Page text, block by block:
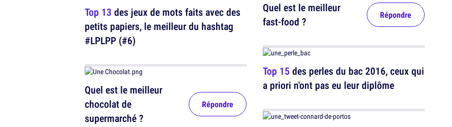
Top 13 des jeux de mots faits avec des
petits papiers, le meilleur du hashtag
#LPLPP (#6)
Quel est le meilleur
chocolat de
supermarché ?
Répondre
Quel est le meilleur
fast-food ?
Répondre
Top 15 des perles du bac 2016, ceux qui
a priori n'ont pas eu leur diplôme